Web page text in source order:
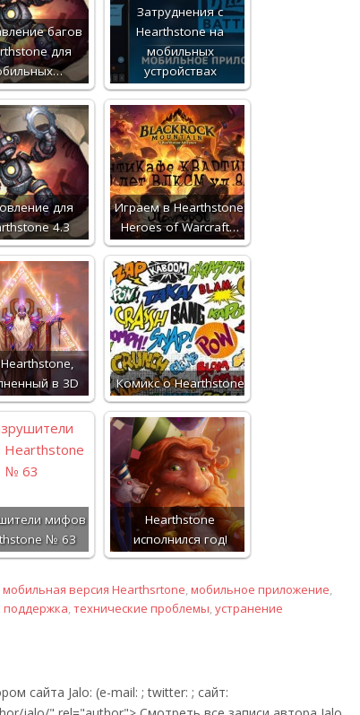
багов
для
Затруднения с
Hearthstone на
мобильных
устройствах
для
4.3
Играем в Hearthstone:
Heroes of Warcraft…
в 3D
Комикс о Hearthstone
мифов
№ 63
Hearthstone
исполнился год!
мобильная версия Hearthsrtone,мобильное приложение,
поддержка,технические проблемы,устранение
сайта Jalo: (e-mail: ; twitter: ; сайт: